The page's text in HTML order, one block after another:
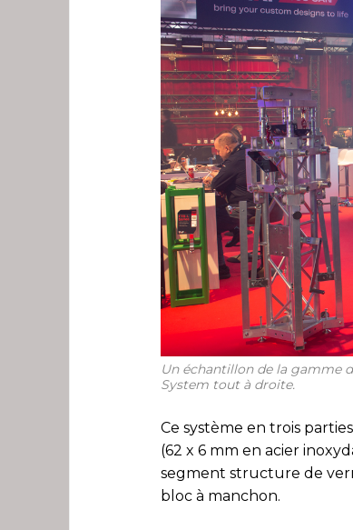
Un échantillon de la gamme
System tout à droite.
Ce système en trois
(62 x 6 mm en acier
segment structure de
bloc à manchon.